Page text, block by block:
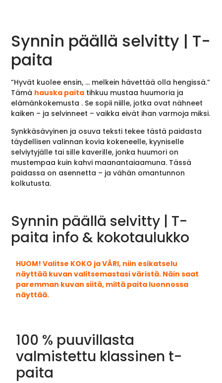
Synnin päällä selvitty | T-
paita
”Hyvät kuolee ensin, … melkein hävettää olla hengissä.”
Tämä hauska paita tihkuu mustaa huumoria ja
elämänkokemusta . Se sopii niille, jotka ovat nähneet
kaiken – ja selvinneet – vaikka eivät ihan varmoja miksi.
Synkkäsävyinen ja osuva teksti tekee tästä paidasta
täydellisen valinnan kovia kokeneelle, kyyniselle
selviytyjälle tai sille kaverille, jonka huumori on
mustempaa kuin kahvi maanantaiaamuna. Tässä
paidassa on asennetta – ja vähän omantunnon
kolkutusta.
Synnin päällä selvitty | T-
paita info & kokotaulukko
HUOM! Valitse KOKO ja VÄRI, niin esikatselu
näyttää kuvan valitsemastasi väristä. Näin saat
paremman kuvan siitä, miltä paita luonnossa
näyttää.
100 % puuvillasta
valmistettu klassinen t-
paita